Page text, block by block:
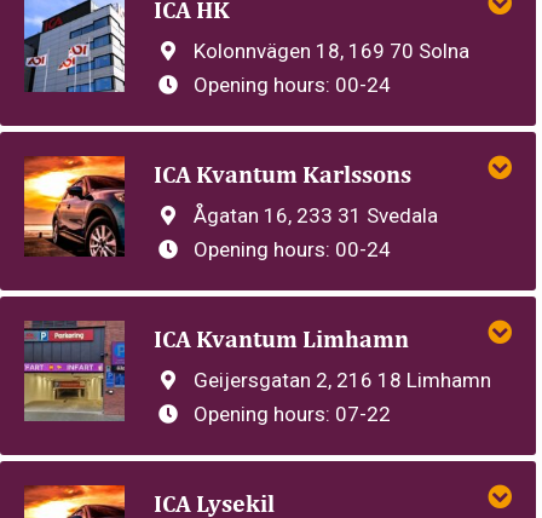
ICA HK
Kolonnvägen 18, 169 70 Solna
Opening hours: 00-24
ICA Kvantum Karlssons
Ågatan 16, 233 31 Svedala
Opening hours: 00-24
ICA Kvantum Limhamn
Geijersgatan 2, 216 18 Limhamn
Opening hours: 07-22
ICA Lysekil